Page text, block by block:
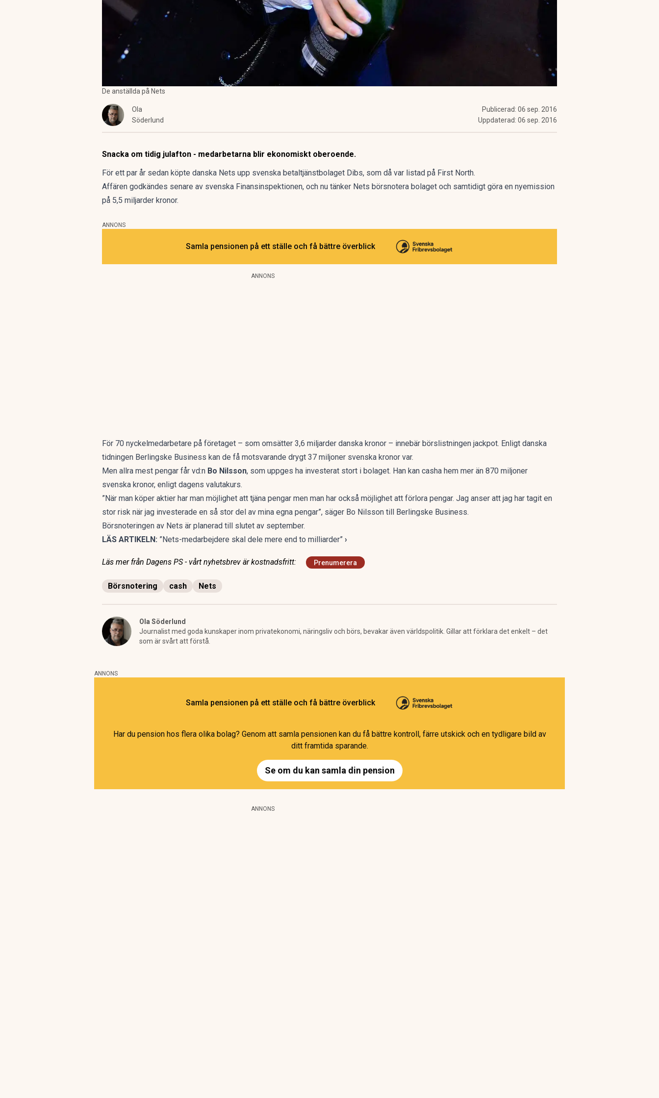
De anställda på Nets
Ola
Söderlund
Publicerad: 06 sep. 2016
Uppdaterad: 06 sep. 2016
Snacka om tidig julafton - medarbetarna blir ekonomiskt oberoende.
För ett par år sedan köpte danska Nets upp svenska betaltjänstbolaget Dibs, som då var listad på First North.
Affären godkändes senare av svenska Finansinspektionen, och nu tänker Nets börsnotera bolaget och samtidigt göra en nyemission
på 5,5 miljarder kronor.
ANNONS
Samla pensionen på ett ställe och få bättre överblick
ANNONS
För 70 nyckelmedarbetare på företaget – som omsätter 3,6 miljarder danska kronor – innebär börslistningen jackpot. Enligt danska
tidningen Berlingske Business kan de få motsvarande drygt 37 miljoner svenska kronor var.
Men allra mest pengar får vd:n Bo Nilsson, som uppges ha investerat stort i bolaget. Han kan casha hem mer än 870 miljoner
svenska kronor, enligt dagens valutakurs.
”När man köper aktier har man möjlighet att tjäna pengar men man har också möjlighet att förlora pengar. Jag anser att jag har tagit en
stor risk när jag investerade en så stor del av mina egna pengar”, säger Bo Nilsson till Berlingske Business.
Börsnoteringen av Nets är planerad till slutet av september.
LÄS ARTIKELN: ”Nets-medarbejdere skal dele mere end to milliarder” ›
Läs mer från Dagens PS - vårt nyhetsbrev är kostnadsfritt: Prenumerera
Börsnotering cash Nets
Ola Söderlund
Journalist med goda kunskaper inom privatekonomi, näringsliv och börs, bevakar även världspolitik. Gillar att förklara det enkelt – det
som är svårt att förstå.
ANNONS
Samla pensionen på ett ställe och få bättre överblick
Har du pension hos flera olika bolag? Genom att samla pensionen kan du få bättre kontroll, färre utskick och en tydligare bild av
ditt framtida sparande.
Se om du kan samla din pension
ANNONS